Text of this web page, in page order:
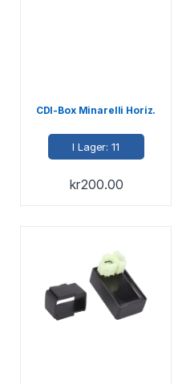
CDI-Box Minarelli Horiz.
I Lager: 11
kr200.00